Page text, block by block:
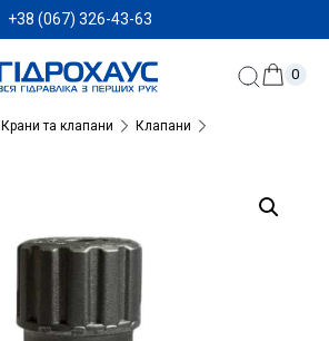
+38 (067) 326-43-63
0
Крани та клапани
Клапани